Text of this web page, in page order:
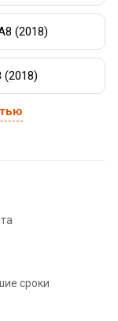
(2018)
(2018)
сроки